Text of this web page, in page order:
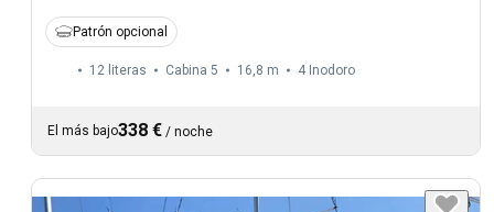
Patrón opcional
12 literas Cabina 5 16,8 m 4 Inodoro
El más bajo338 € / noche